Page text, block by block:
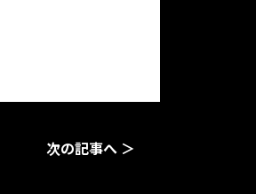
次の記事へ ＞